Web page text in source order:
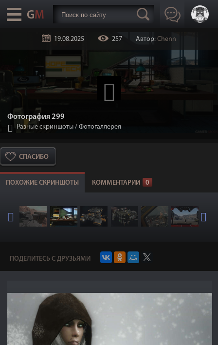
19.08.2025 257 Автор: Chenn
Фотография 299
Разные скриншоты / Фотогаллерея
СПАСИБО
ПОХОЖИЕ СКРИНШОТЫ КОММЕНТАРИИ 0
ПОДЕЛИТЕСЬ С ДРУЗЬЯМИ